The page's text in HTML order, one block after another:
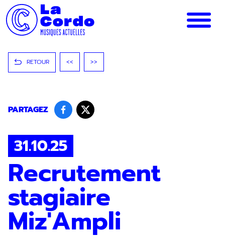
Panneau de gestion des cookies
RETOUR << >>
PARTAGEZ
31.10.25
Recrutement
stagiaire
Miz'Ampli